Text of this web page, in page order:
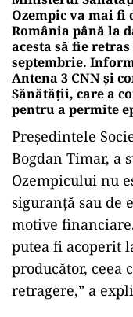
Ozempic va mai
România până la
acesta să fie
septembrie.
Antena 3 CNN și
Sănătății, care a
pentru a permite
Președintele
Bogdan Timar, a
Ozempicului nu
siguranță sau de
motive
putea fi acoperit
producător, ceea
retragere,” a